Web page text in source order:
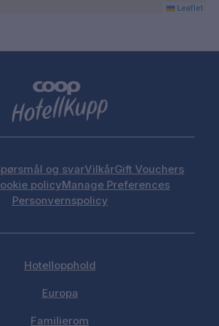
Leaflet
og svarVilkårGift Vouchers
policyManage Preferences
Personvernspolicy
Hotellopphold
Europa
Familierom